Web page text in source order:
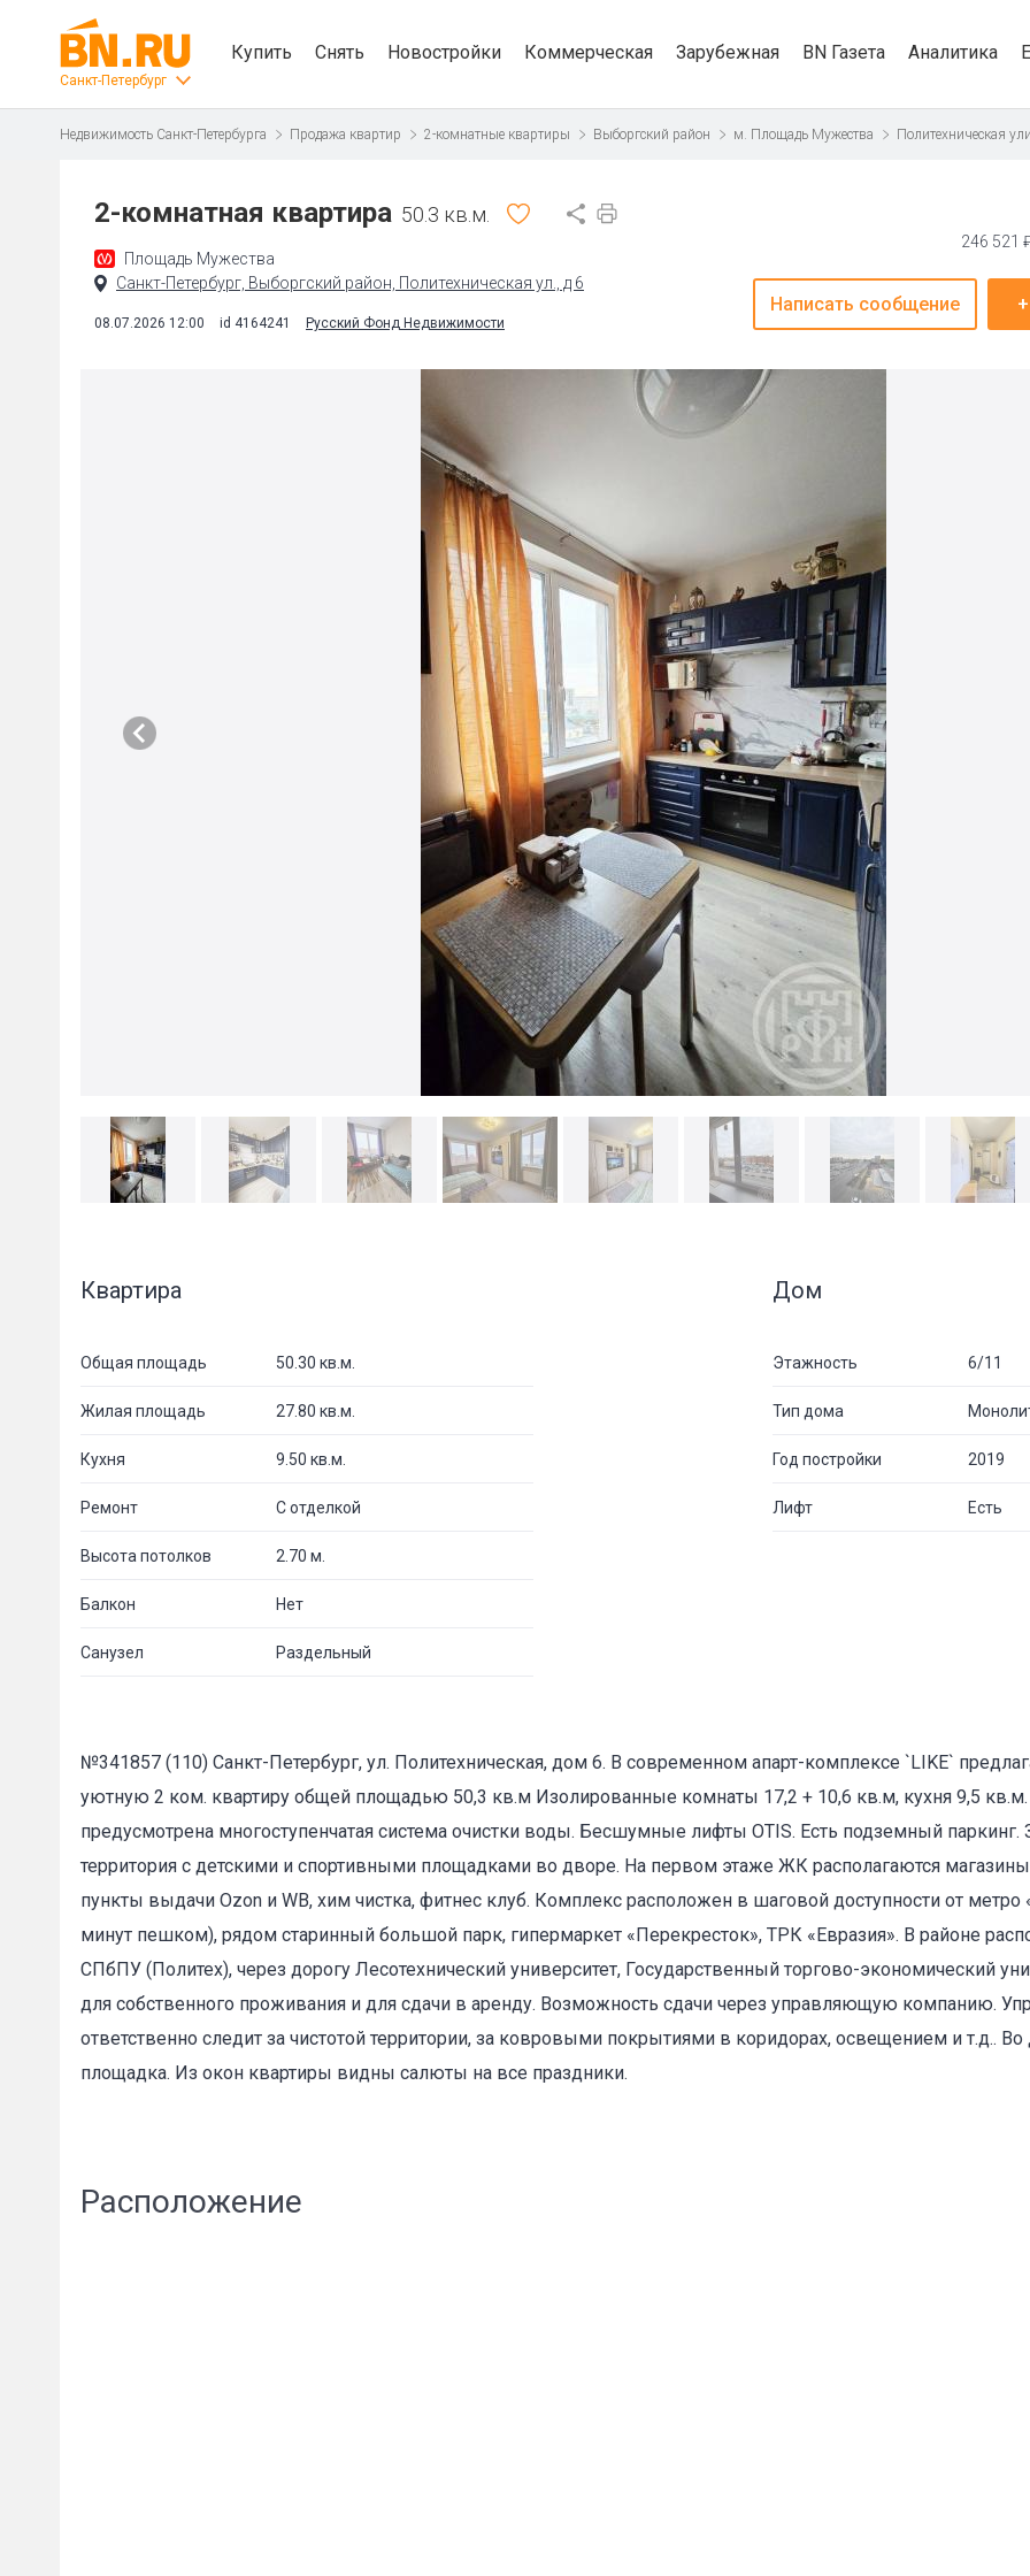
Санкт-Петербург
Купить Снять Новостройки Коммерческая Зарубежная BN Газета Аналитика
Недвижимость Санкт-Петербурга Продажа квартир 2-комнатные квартиры Выборгский район м. Площадь Мужества Политехническая
2-комнатная квартира 50.3 кв.м.
Площадь Мужества
Санкт-Петербург, Выборгский район, Политехническая ул., д 6
08.07.2026 12:00 id 4164241 Русский Фонд Недвижимости
246 521
Написать сообщение
Квартира
Общая площадь 50.30 кв.м.
Жилая площадь 27.80 кв.м.
Кухня 9.50 кв.м.
Ремонт С отделкой
Высота потолков 2.70 м.
Балкон Нет
Санузел Раздельный
Дом
Этажность 6/11
Тип дома
Год постройки 2019
Лифт Есть
№341857 (110) Санкт-Петербург, ул. Политехническая, дом 6. В современном апарт-комплексе `LIKE`
уютную 2 ком. квартиру общей площадью 50,3 кв.м Изолированные комнаты 17,2 + 10,6 кв.м, кухня 9,5
предусмотрена многоступенчатая система очистки воды. Бесшумные лифты OTIS. Есть подземный паркинг.
территория с детскими и спортивными площадками во дворе. На первом этаже ЖК располагаются
пункты выдачи Ozon и WB, хим чистка, фитнес клуб. Комплекс расположен в шаговой доступности от
минут пешком), рядом старинный большой парк, гипермаркет «Перекресток», ТРК «Евразия». В районе
СПбПУ (Политех), через дорогу Лесотехнический университет, Государственный торгово-экономический
для собственного проживания и для сдачи в аренду. Возможность сдачи через управляющую компанию.
ответственно следит за чистотой территории, за ковровыми покрытиями в коридорах, освещением и т.д.. Во
площадка. Из окон квартиры видны салюты на все праздники.
Расположение